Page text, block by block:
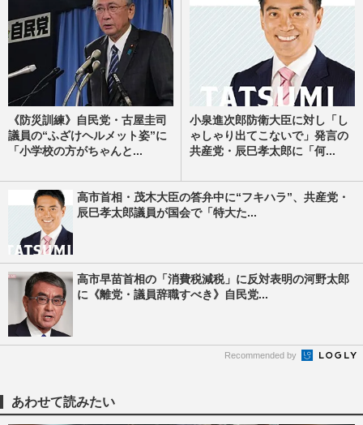
《防災訓練》自民党・古屋圭司
議員の“ふざけヘルメット姿”に
「小学校の方がちゃんと...
小泉進次郎防衛大臣に対し「し
ゃしゃり出てこないで」発言の
共産党・辰巳孝太郎に「何...
高市首相・茂木大臣の答弁中に“フキハラ”、共産党・
辰巳孝太郎議員が国会で「特大た...
高市早苗首相の「消費税減税」に反対表明の河野太郎
に《離党・議員辞職すべき》自民党...
Recommended by
あわせて読みたい